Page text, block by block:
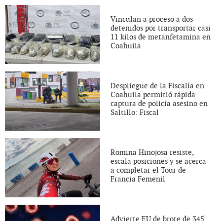
Vinculan a proceso a dos
detenidos por transportar casi
11 kilos de metanfetamina en
Coahuila
Despliegue de la Fiscalía en
Coahuila permitió rápida
captura de policía asesino en
Saltillo: Fiscal
Romina Hinojosa resiste,
escala posiciones y se acerca
a completar el Tour de
Francia Femenil
Advierte EU de brote de 345